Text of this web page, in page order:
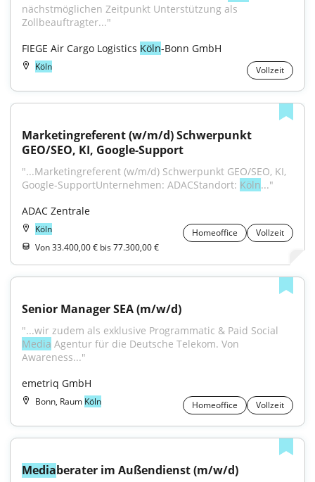
nächstmöglichen Zeitpunkt Unterstützung als
Zollbeauftragter..."
FIEGE Air Cargo Logistics Köln-Bonn GmbH
Köln Vollzeit
Marketingreferent (w/m/d) Schwerpunkt
GEO/SEO, KI, Google-Support
"...Marketingreferent (w/m/d) Schwerpunkt GEO/SEO, KI,
Google-SupportUnternehmen: ADACStandort: Köln..."
ADAC Zentrale
Köln Homeoffice
Vollzeit
Von 33.400,00 € bis 77.300,00 €
Senior Manager SEA (m/w/d)
Media Agentur für die Deutsche Telekom. Von
Awareness..."
emetriq GmbH
Bonn, Raum Köln Homeoffice Vollzeit
Mediaberater im Außendienst (m/w/d)